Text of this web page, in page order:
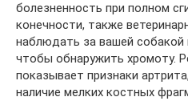
болезненность при полном
конечности, также
наблюдать за вашей собакой
чтобы обнаружить хромоту.
показывает признаки
наличие мелких костных